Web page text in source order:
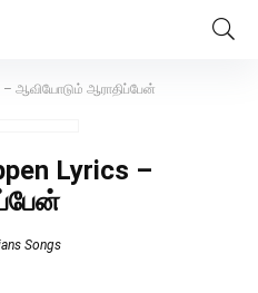
– ஆவியோடும் ஆராதிப்பேன்
Lyrics –
Songs